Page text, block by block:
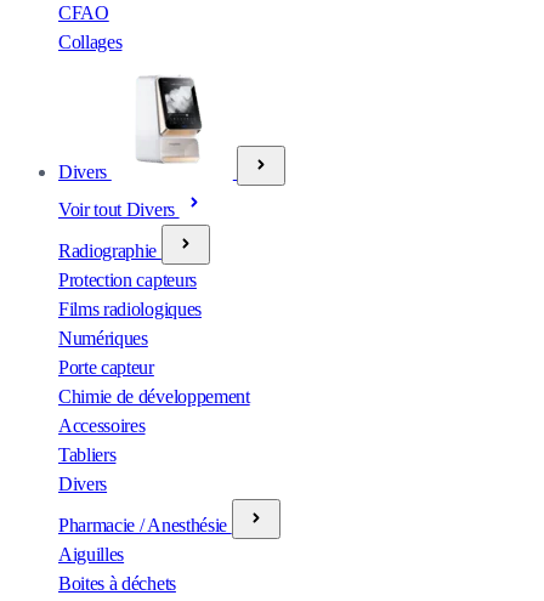
CFAO
Collages
Divers
Voir tout Divers
Radiographie
Protection capteurs
Films radiologiques
Numériques
Porte capteur
Chimie de développement
Accessoires
Tabliers
Divers
Pharmacie / Anesthésie
Aiguilles
Boites à déchets